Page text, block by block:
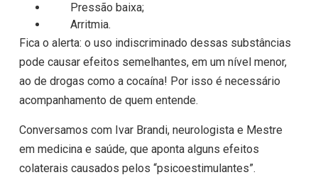
Pressão baixa;
Arritmia.
Fica o alerta: o uso indiscriminado dessas substâncias
pode causar efeitos semelhantes, em um nível menor,
ao de drogas como a cocaína! Por isso é necessário
acompanhamento de quem entende.
Conversamos com Ivar Brandi, neurologista e Mestre
em medicina e saúde, que aponta alguns efeitos
colaterais causados pelos “psicoestimulantes”.